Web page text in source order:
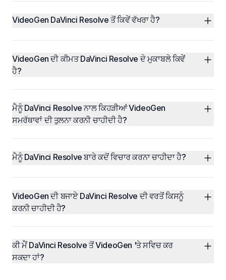
VideoGen DaVinci Resolve ਤੋਂ ਕਿਵੇਂ ਵੱਖਰਾ ਹੈ?
VideoGen ਦੀ ਕੀਮਤ DaVinci Resolve ਦੇ ਮੁਕਾਬਲੇ ਕਿਵੇਂ
ਹੈ?
ਮੈਨੂੰ DaVinci Resolve ਨਾਲ ਕਿਹੜੀਆਂ VideoGen
ਸਮਰੱਥਾਵਾਂ ਦੀ ਤੁਲਨਾ ਕਰਨੀ ਚਾਹੀਦੀ ਹੈ?
ਮੈਨੂੰ DaVinci Resolve ਬਾਰੇ ਕਦੋਂ ਵਿਚਾਰ ਕਰਨਾ ਚਾਹੀਦਾ ਹੈ?
VideoGen ਦੀ ਬਜਾਏ DaVinci Resolve ਦੀ ਵਰਤੋਂ ਕਿਸਨੂੰ
ਕਰਨੀ ਚਾਹੀਦੀ ਹੈ?
ਕੀ ਮੈਂ DaVinci Resolve ਤੋਂ VideoGen 'ਤੇ ਸਵਿਚ ਕਰ
ਸਕਦਾ ਹਾਂ?